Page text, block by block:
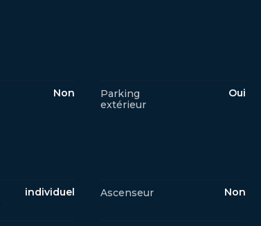
Non
Parking
extérieur
Oui
individuel Ascenseur Non